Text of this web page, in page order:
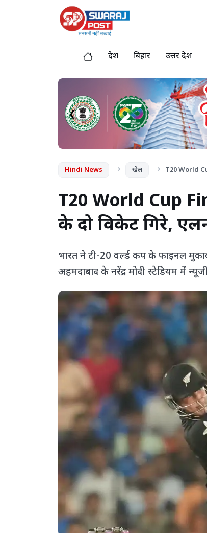
देश बिहार उत्तर प्रदेश
❮
Hindi News खेल T20 World
T20 World Cup
के दो विकेट गिरे,
भारत ने टी-20 वर्ल्ड कप के फाइनल
अहमदाबाद के नरेंद्र मोदी स्टेडियम में